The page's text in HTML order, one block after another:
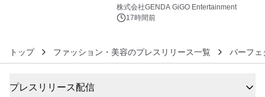
2026年8月7日(金)10時グランドオープ
ン
株式会社GENDA GiGO Entertainment
17時間前
トップ ファッション・美容のプレスリリース一覧 パーフェ
プレスリリース配信